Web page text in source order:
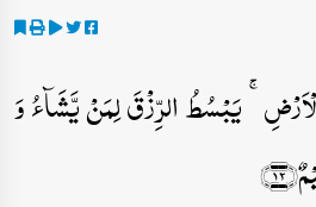
یَبۡسُطُ الرِّزۡقَ لِمَنۡ یَّشَآءُ وَ